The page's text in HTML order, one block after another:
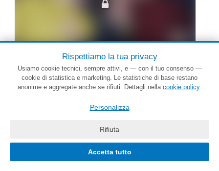
Accedi
Rispettiamo la tua privacy
Usiamo cookie tecnici, sempre attivi, e — con il tuo consenso —
cookie di statistica e marketing. Le statistiche di base restano
anonime e aggregate anche se rifiuti. Dettagli nella cookie policy.
Personalizza
Rifiuta
Accetta tutto